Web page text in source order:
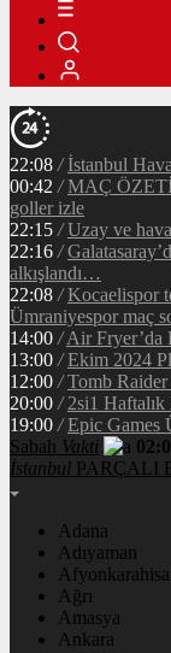
22:08 / İstanbul
00:42 / MAÇ ÖZETİ
goller izle
22:15 / Uzay ve
22:16 /
alkışlandı…
22:08 / Kocaelispor
Ümraniyespor maç
14:00 / Air Fryer’da
13:00 / Ekim 2024
12:00 / Tomb
20:00 / 2si1
19:00 / Epic Games
Sabah Vakti
İstanbul PARÇALI
Adana
Adıyaman
Ağrı
Amasya
Ankara